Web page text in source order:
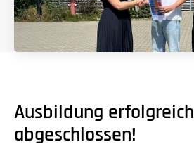
Ausbildung erfolgreich
abgeschlossen!